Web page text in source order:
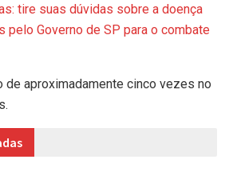
tire suas dúvidas sobre a doença
pelo Governo de SP para o combate
de aproximadamente cinco vezes no